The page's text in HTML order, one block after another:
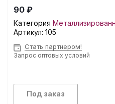
90 ₽
Категория
Артикул: 105
Стать партнером!
Запрос оптовых условий
Под заказ